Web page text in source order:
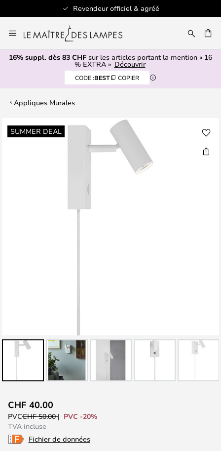
Revendeur officiel & agréé
au
contenu
16% suppl. dès 83 CHF sur les articles portant la mention « 16
% EXTRA » Découvrir
CODE :BEST COPIER
Appliques Murales
SUMMER DEAL
Skip
to
to
the
beginning
of
CHF 40.00
PVCCHF 50.00
PVC -20%
TVA incluse
Fichier de données